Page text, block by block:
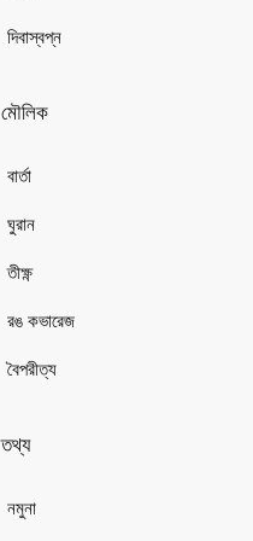
দিবাস্বপ্ন
মৌলিক
বার্তা
ঘুরান
তীক্ষ্ণ
রঙ কভারেজ
বৈপরীত্য
তথ্য
নমুনা